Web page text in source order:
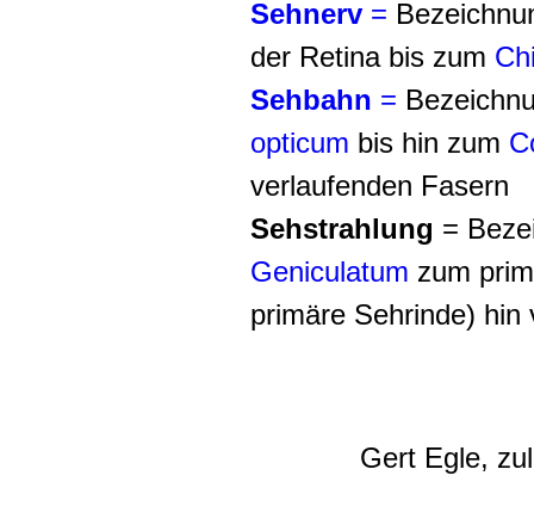
Sehnerv =
der Retina bis zum
Sehbahn =
opticum bis hin zum
verlaufenden Fasern
Sehstrahlung =
Geniculatum zum
primäre Sehrinde) hin
Gert Egle,